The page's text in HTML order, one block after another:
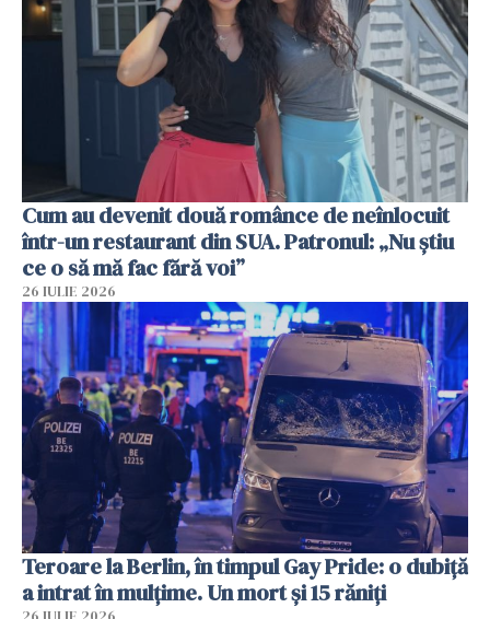
Cum au devenit două românce de neînlocuit
într-un restaurant din SUA. Patronul: „Nu știu
ce o să mă fac fără voi”
26 IULIE 2026
Teroare la Berlin, în timpul Gay Pride: o dubiță
a intrat în mulțime. Un mort și 15 răniți